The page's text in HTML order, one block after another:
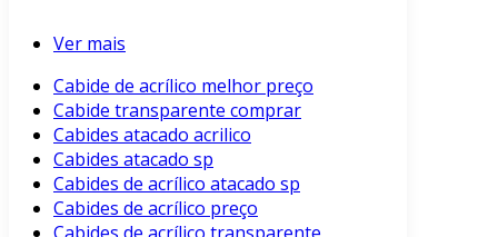
Ver mais
Cabide de acrílico melhor preço
Cabide transparente comprar
Cabides atacado acrilico
Cabides atacado sp
Cabides de acrílico atacado sp
Cabides de acrílico preço